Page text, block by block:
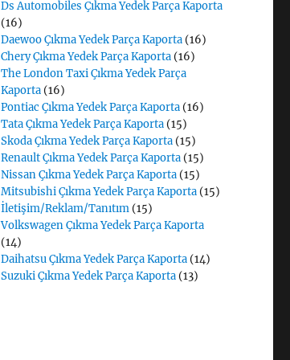
Ds Automobiles Çıkma Yedek Parça Kaporta
(16)
Daewoo Çıkma Yedek Parça Kaporta (16)
Chery Çıkma Yedek Parça Kaporta (16)
The London Taxi Çıkma Yedek Parça
Kaporta (16)
Pontiac Çıkma Yedek Parça Kaporta (16)
Tata Çıkma Yedek Parça Kaporta (15)
Skoda Çıkma Yedek Parça Kaporta (15)
Renault Çıkma Yedek Parça Kaporta (15)
Nissan Çıkma Yedek Parça Kaporta (15)
Mitsubishi Çıkma Yedek Parça Kaporta (15)
İletişim/Reklam/Tanıtım (15)
Volkswagen Çıkma Yedek Parça Kaporta
(14)
Daihatsu Çıkma Yedek Parça Kaporta (14)
Suzuki Çıkma Yedek Parça Kaporta (13)